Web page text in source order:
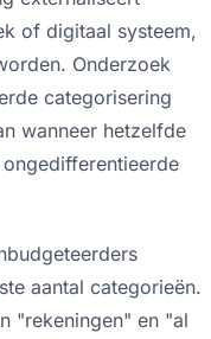
of digitaal systeem,
Onderzoek
categorisering
wanneer hetzelfde
aantal categorieën.
"rekeningen" en "al